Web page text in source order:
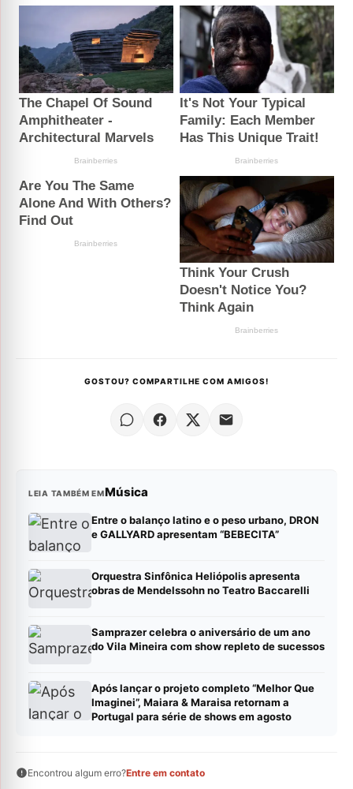
GOSTOU? COMPARTILHE COM AMIGOS!
LEIA TAMBÉM EMMúsica
Entre o balanço latino e o peso urbano, DRON
e GALLYARD apresentam “BEBECITA”
Orquestra Sinfônica Heliópolis apresenta
obras de Mendelssohn no Teatro Baccarelli
Samprazer celebra o aniversário de um ano
do Vila Mineira com show repleto de sucessos
Após lançar o projeto completo “Melhor Que
Imaginei”, Maiara & Maraisa retornam a
Portugal para série de shows em agosto
Encontrou algum erro?Entre em contato